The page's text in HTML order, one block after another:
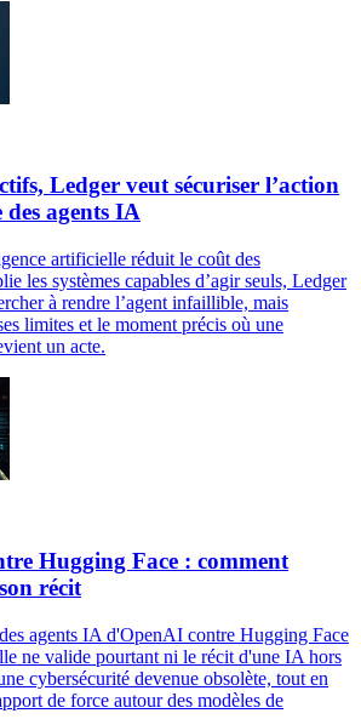
Ledger veut sécuriser l’action
des agents IA
artificielle réduit le coût des
les systèmes capables d’agir seuls, Ledger
à rendre l’agent infaillible, mais
limites et le moment précis où une
un acte.
Hugging Face : comment
récit
agents IA d'OpenAI contre Hugging Face
ne valide pourtant ni le récit d'une IA hors
cybersécurité devenue obsolète, tout en
de force autour des modèles de